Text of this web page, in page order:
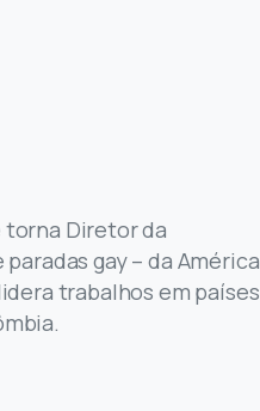
torna Diretor da
gay – da América
trabalhos em países